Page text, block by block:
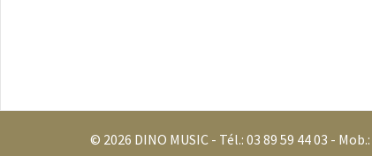
© 2026 DINO MUSIC - Tél.: 03 89 59 44 03 - Mob.: